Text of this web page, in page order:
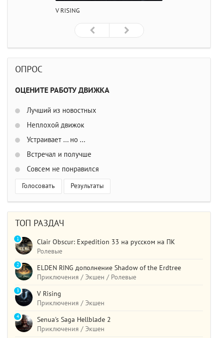
V RISING
ОПРОС
ОЦЕНИТЕ РАБОТУ ДВИЖКА
Лучший из новостных
Неплохой движок
Устраивает ... но ...
Встречал и получше
Совсем не понравился
Голосовать Результаты
ТОП РАЗДАЧ
Clair Obscur: Expedition 33 на русском на ПК
Ролевые
1
ELDEN RING дополнение Shadow of the Erdtree
Приключения / Экшен / Ролевые
2
V Rising
Приключения / Экшен
3
Senua's Saga Hellblade 2
Приключения / Экшен
4